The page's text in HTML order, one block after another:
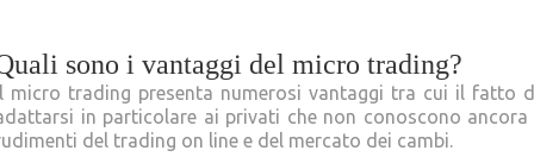
sono i vantaggi del micro trading?
micro trading presenta numerosi vantaggi tra cui il fatto
in particolare ai privati che non conoscono ancora
del trading on line e del mercato dei cambi.